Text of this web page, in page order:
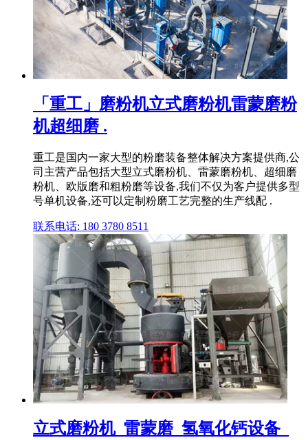
「重工」磨粉机立式磨粉机雷蒙磨粉
机超细磨 .
重工是国内一家大型的粉磨装备整体解决方案提供商,公
司主营产品包括大型立式磨粉机、雷蒙磨粉机、超细磨
粉机、欧版磨和粗粉磨等设备,我们不仅为客户提供多型
号单机设备,还可以定制粉磨工艺完整的生产线配 .
联系电话: 180 3780 8511
立式磨粉机_雷蒙磨_氢氧化钙设备_